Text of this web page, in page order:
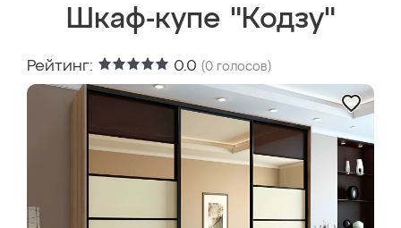
Шкаф-купе "Кодзу"
Рейтинг: 0.0 (0 голосов)